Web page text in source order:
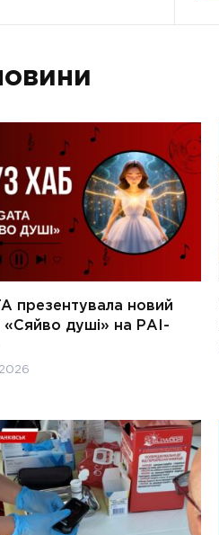
презентувала новий
«Сяйво душі» на РАІ-